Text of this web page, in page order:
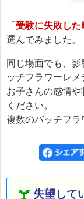
「 受験に失敗した
選んでみました。
同じ場面でも、
ッチフラワーレメ
お子さんの感情
ください。
複数のバッチフラ
失望して